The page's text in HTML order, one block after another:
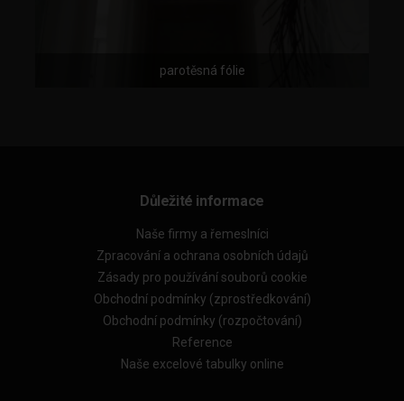
parotěsná fólie
Důležité informace
Naše firmy a řemeslníci
Zpracování a ochrana osobních údajů
Zásady pro používání souborů cookie
Obchodní podmínky (zprostředkování)
Obchodní podmínky (rozpočtování)
Reference
Naše excelové tabulky online